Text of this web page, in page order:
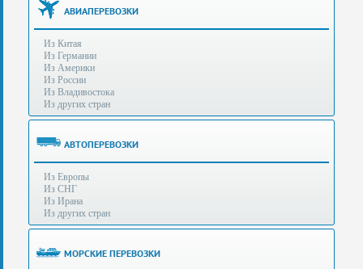
(495)
788-
Бесплатные
консультации
(Без
выходных
8:00
до
21:30)
96-62
+7 (925) 104-
15-94
e-mail:info@s-standard.ru
АВИАПЕРЕВОЗКИ
Из Китая
Из Германии
Из Америки
Из России
Из Владивостока
Из других стран
АВТОПЕРЕВОЗКИ
Из Европы
Из СНГ
Из Ирана
Из других стран
МОРСКИЕ ПЕРЕВОЗКИ